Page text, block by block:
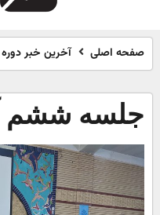
صفحه اصلی آخرین خبر
جلسه ششم